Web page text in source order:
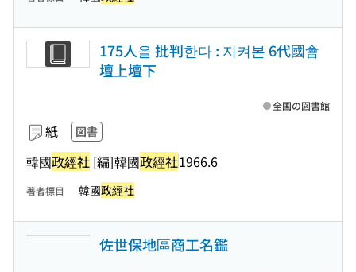
175人을 批判한다 : 지켜본 6代國會
壇上壇下
紙 図書
韓國政經社 [編]韓國政經社1966.6
全国の図書館
著者標目 韓國政經社
佐世保地區商工名鑑